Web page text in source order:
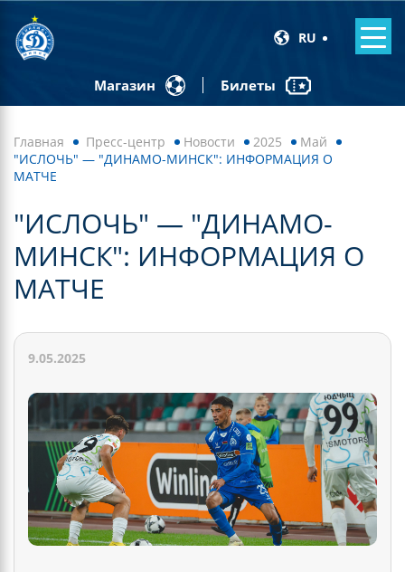
RU
Магазин Билеты
Главная Пресс-центр Новости 2025
Май
"ИСЛОЧЬ" — "ДИНАМО-МИНСК": ИНФОРМАЦИЯ О
МАТЧЕ
"ИСЛОЧЬ" — "ДИНАМО-
МИНСК": ИНФОРМАЦИЯ О
МАТЧЕ
9.05.2025